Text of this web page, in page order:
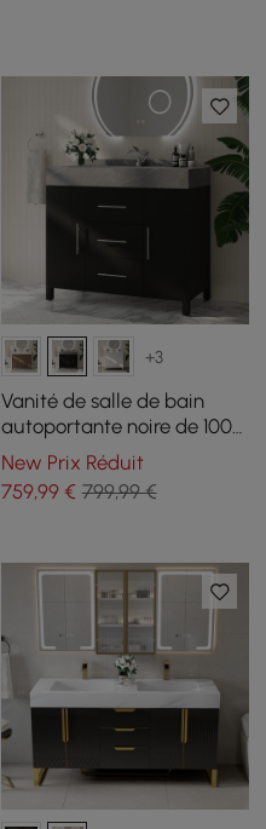
+3
Vanité de salle de bain
autoportante noire de 1000
mm, comptoir en pierre
frittée et poignées
argentées
New Prix Réduit
759,99€ 799,99 €